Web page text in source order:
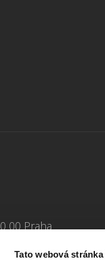
Tato webová
00 Praha